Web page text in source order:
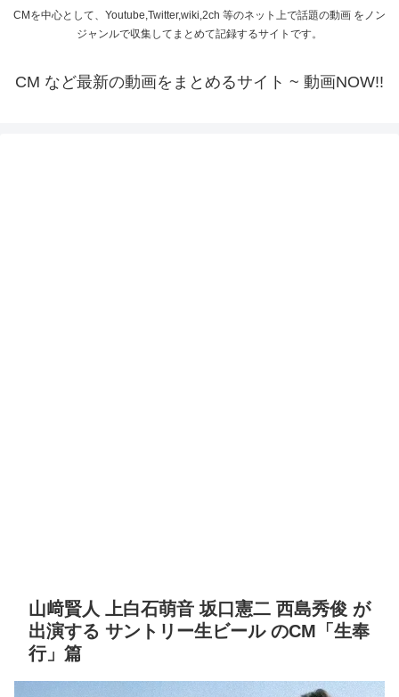
CMを中心として、Youtube,Twitter,wiki,2ch 等のネット上で話題の動画 をノン
ジャンルで収集してまとめて記録するサイトです。
CM など最新の動画をまとめるサイト ~ 動画NOW!!
山﨑賢人 上白石萌音 坂口憲二 西島秀俊 が
出演する サントリー生ビール のCM「生奉
行」篇